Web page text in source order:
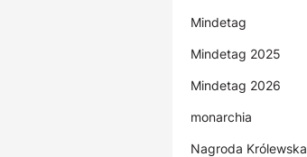
Mindetag
Mindetag 2025
Mindetag 2026
monarchia
Nagroda Królewska